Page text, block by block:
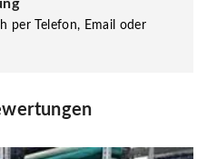
per Telefon, Email oder